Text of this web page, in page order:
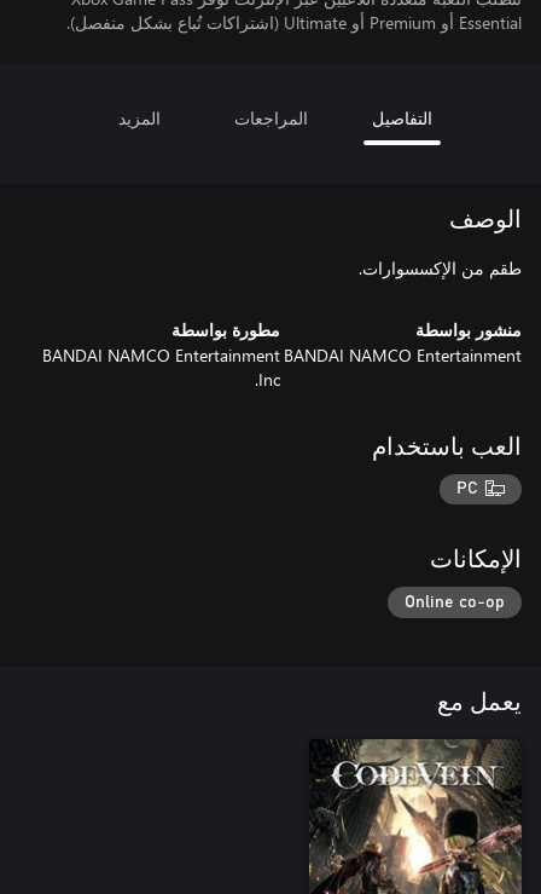
Essential أو Premium أو Ultimate (اشتراكات تُباع بشكل منفصل).
التفاصيل المراجعات المزيد
الوصف
طقم من الإكسسوارات.
منشور بواسطة
BANDAI NAMCO Entertainment
مطورة بواسطة
BANDAI NAMCO Entertainment
Inc.
العب باستخدام
PC
الإمكانات
Online co-op
يعمل مع